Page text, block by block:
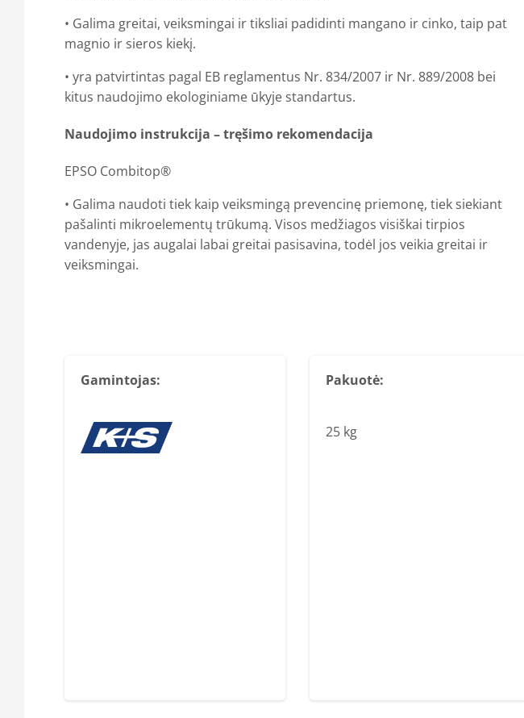
• Galima greitai, veiksmingai ir tiksliai padidinti mangano ir cinko, taip pat
magnio ir sieros kiekį.
• yra patvirtintas pagal EB reglamentus Nr. 834/2007 ir Nr. 889/2008 bei
kitus naudojimo ekologiniame ūkyje standartus.
Naudojimo instrukcija – tręšimo rekomendacija
EPSO Combitop®
• Galima naudoti tiek kaip veiksmingą prevencinę priemonę, tiek siekiant
pašalinti mikroelementų trūkumą. Visos medžiagos visiškai tirpios
vandenyje, jas augalai labai greitai pasisavina, todėl jos veikia greitai ir
veiksmingai.
Gamintojas: Pakuotė:
25 kg